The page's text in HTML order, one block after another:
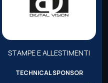
STAMPE E ALLESTIMENTI
TECHNICAL SPONSOR